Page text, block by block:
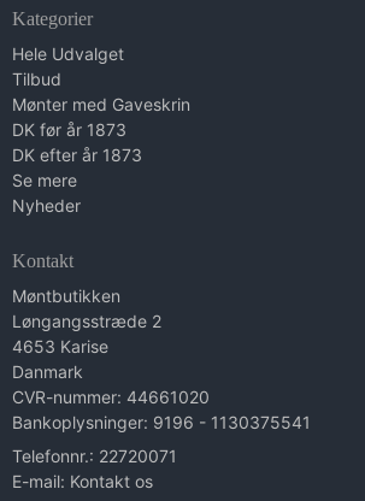
Kategorier
Hele Udvalget
Tilbud
Mønter med Gaveskrin
DK før år 1873
DK efter år 1873
Se mere
Nyheder
Kontakt
Møntbutikken
Løngangsstræde 2
4653 Karise
Danmark
CVR-nummer: 44661020
Bankoplysninger: 9196 - 1130375541
Telefonnr.: 22720071
E-mail: Kontakt os